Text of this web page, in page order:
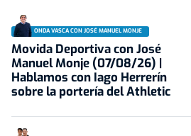
ONDA VASCA CON JOSÉ MANUEL MONJE
Movida Deportiva con José
Manuel Monje (07/08/26) |
Hablamos con Iago Herrerín
sobre la portería del Athletic